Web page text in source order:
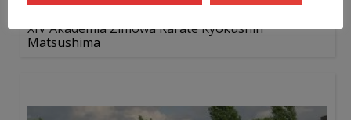
XIV Akademia Zimowa Karate Kyokushin
Matsushima